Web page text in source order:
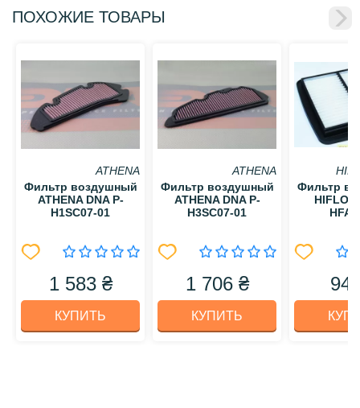
ПОХОЖИЕ ТОВАРЫ
ATHENA
Фильтр воздушный
ATHENA DNA P-
H1SC07-01
1 583 ₴
КУПИТЬ
ATHENA
Фильтр воздушный
ATHENA DNA P-
H3SC07-01
1 706 ₴
КУПИТЬ
Фильтр
HIFLO